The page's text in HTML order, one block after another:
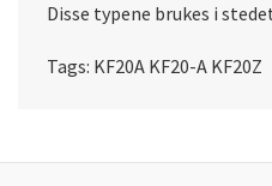
Disse typene brukes i
Tags: KF20A KF20-A KF20Z